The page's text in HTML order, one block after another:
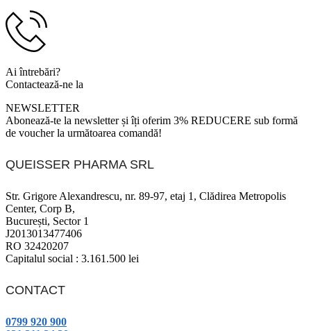
Ai întrebări?
Contactează-ne la
NEWSLETTER
Abonează-te la newsletter și îți oferim 3% REDUCERE sub formă
de voucher la următoarea comandă!
QUEISSER PHARMA SRL
Str. Grigore Alexandrescu, nr. 89-97, etaj 1, Clădirea Metropolis
Center, Corp B,
București, Sector 1
J2013013477406
RO 32420207
Capitalul social : 3.161.500 lei
CONTACT
0799 920 900